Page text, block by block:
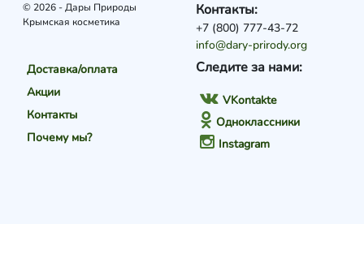
© 2026 - Дары Природы
Крымская косметика
Доставка/оплата
Акции
Контакты
Почему мы?
Следите за нами:
VKontakte
Одноклассники
Instagram
Контакты:
+7 (800) 777-43-72
info@dary-prirody.org